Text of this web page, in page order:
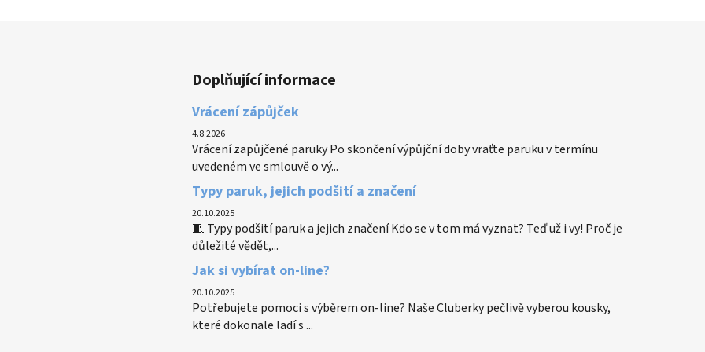
Doplňující informace
Vrácení zápůjček
4.8.2026
Vrácení zapůjčené paruky Po skončení výpůjční doby vraťte paruku v termínu
uvedeném ve smlouvě o vý...
Typy paruk, jejich podšití a značení
20.10.2025
🧵 Typy podšití paruk a jejich značení Kdo se v tom má vyznat? Teď už i vy! Proč je
důležité vědět,...
Jak si vybírat on-line?
20.10.2025
Potřebujete pomoci s výběrem on-line? Naše Cluberky pečlivě vyberou kousky,
které dokonale ladí s ...